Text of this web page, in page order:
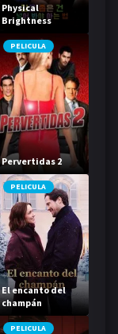
Physical
Brightness
PELICULA
Pervertidas 2
PELICULA
El encanto del
champán
PELICULA